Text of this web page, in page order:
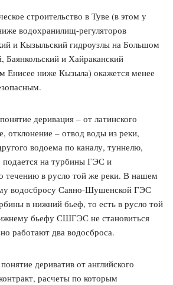
строительство в Туве (в этом у
водохранилищ-регуляторов
и Кызыльский гидроузлы на Большом
Баянкольский и Хайраканский
Енисее ниже Кызыла) окажется менее
деривация – от латинского
отклонение – отвод воды из реки,
водоема по каналу, туннелю,
подается на турбины ГЭС и
течению в русло той же реки. В нашем
водосбросу Саяно-Шушенской ГЭС
в нижний бьеф, то есть в русло той
бьефу СШГЭС не становиться
работают два водосброса.
дериватив от английского
расчеты по которым